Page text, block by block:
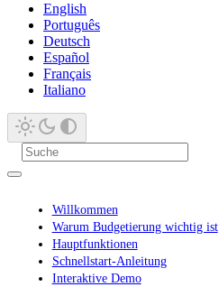
English
Português
Deutsch
Español
Français
Italiano
Willkommen
Warum Budgetierung wichtig ist
Hauptfunktionen
Schnellstart-Anleitung
Interaktive Demo